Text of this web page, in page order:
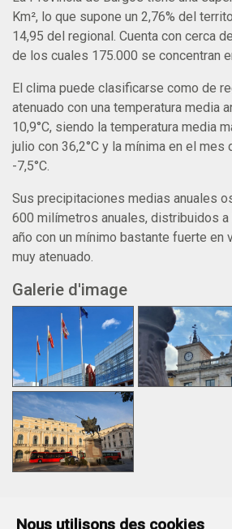
Nous utilisons des cookies
Km², lo que supone un 2,76% del
14,95 del regional. Cuenta con cerca
de los cuales 175.000 se concentran
El clima puede clasificarse como de
atenuado con una temperatura media
10,9°C, siendo la temperatura media
julio con 36,2°C y la mínima en el mes
-7,5°C.
Sus precipitaciones medias anuales
600 milímetros anuales, distribuidos
año con un mínimo bastante fuerte en
muy atenuado.
Galerie d'image